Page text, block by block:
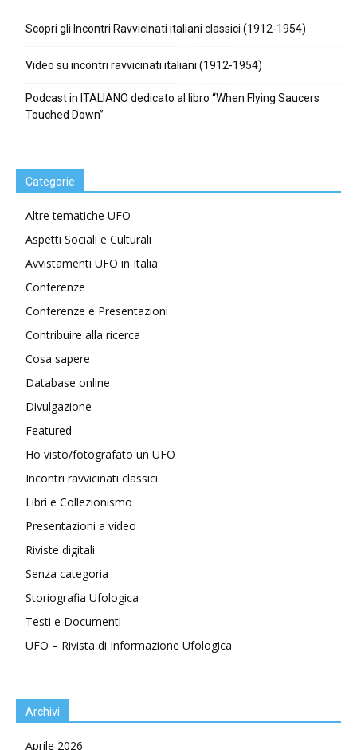
Scopri gli Incontri Ravvicinati italiani classici (1912-1954)
Video su incontri ravvicinati italiani (1912-1954)
Podcast in ITALIANO dedicato al libro “When Flying Saucers
Touched Down”
Categorie
Altre tematiche UFO
Aspetti Sociali e Culturali
Avvistamenti UFO in Italia
Conferenze
Conferenze e Presentazioni
Contribuire alla ricerca
Cosa sapere
Database online
Divulgazione
Featured
Ho visto/fotografato un UFO
Incontri ravvicinati classici
Libri e Collezionismo
Presentazioni a video
Riviste digitali
Senza categoria
Storiografia Ufologica
Testi e Documenti
UFO – Rivista di Informazione Ufologica
Archivi
Aprile 2026